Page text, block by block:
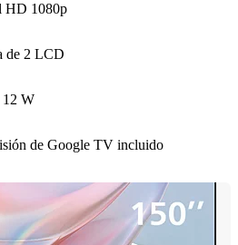
HD 1080p
de 2 LCD
12 W
de Google TV incluido